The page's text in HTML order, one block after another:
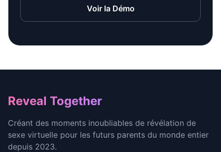
Voir la Démo
Footer
Reveal Together
Créant des moments inoubliables de révélation de
sexe virtuelle pour les futurs parents du monde entier
depuis 2023.